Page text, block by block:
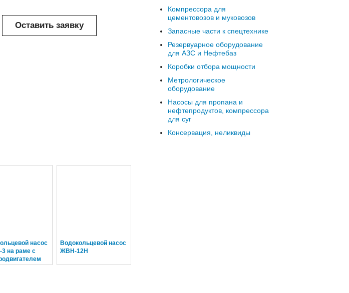
Оставить заявку
насос
на раме с
Водокольцевой насос
ЖВН-12Н
Компрессора для
цементовозов и муковозов
Запасные части к спецтехнике
Резервуарное оборудование
для АЗС и Нефтебаз
Коробки отбора мощности
Метрологическое
оборудование
Насосы для пропана и
нефтепродуктов, компрессора
для суг
Консервация, неликвиды